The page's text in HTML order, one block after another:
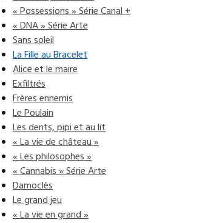
« Possessions » Série Canal +
« DNA » Série Arte
Sans soleil
La Fille au Bracelet
Alice et le maire
Exfiltrés
Frères ennemis
Le Poulain
Les dents, pipi et au lit
« La vie de château »
« Les philosophes »
« Cannabis » Série Arte
Damoclès
Le grand jeu
« La vie en grand »